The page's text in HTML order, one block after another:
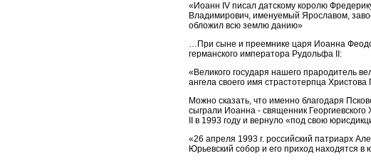
«Иоанн IV писал датскому королю
Владимирович, именуемый Ярославом,
обложил всю землю данию»
…При сыне и преемнике царя Иоанна
германского императора Рудольфа II:
«Великого государя нашего прародитель
ангела своего имя страстотерпца Христова
Можно сказать, что именно благодаря
сыграли Иоанна - священник
II в 1993 году и вернуло «под свою
«26 апреля 1993 г. российский патриарх
Юрьевский собор и его приход находятся в